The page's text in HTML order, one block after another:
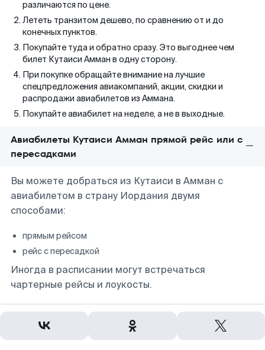
различаются по цене.
Лететь транзитом дешево, по сравнению от и до
конечных пунктов.
Покупайте туда и обратно сразу. Это выгоднее чем
билет Кутаиси Амман в одну сторону.
При покупке обращайте внимание на лучшие
спецпредложения авиакомпаний, акции, скидки и
распродажи авиабилетов из Аммана.
Покупайте авиабилет на неделе, а не в выходные.
Авиабилеты Кутаиси Амман прямой рейс или с
пересадками
Вы можете добраться из Кутаиси в Амман с
авиабилетом в страну Иордания двумя
способами:
прямым рейсом
рейс с пересадкой
Иногда в расписании могут встречаться
чартерные рейсы и лоукосты.